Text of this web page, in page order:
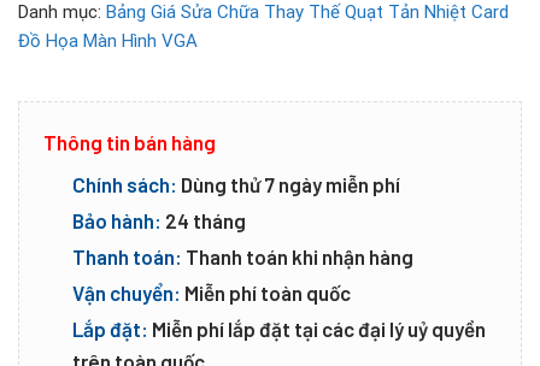
Danh mục: Bảng Giá Sửa Chữa Thay Thế Quạt Tản Nhiệt Card
Đồ Họa Màn Hình VGA
Thông tin bán hàng
Chính sách: Dùng thử 7 ngày miễn phí
Bảo hành: 24 tháng
Thanh toán: Thanh toán khi nhận hàng
Vận chuyển: Miễn phí toàn quốc
Lắp đặt: Miễn phí lắp đặt tại các đại lý uỷ quyền